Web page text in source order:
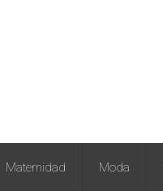
Maternidad Moda